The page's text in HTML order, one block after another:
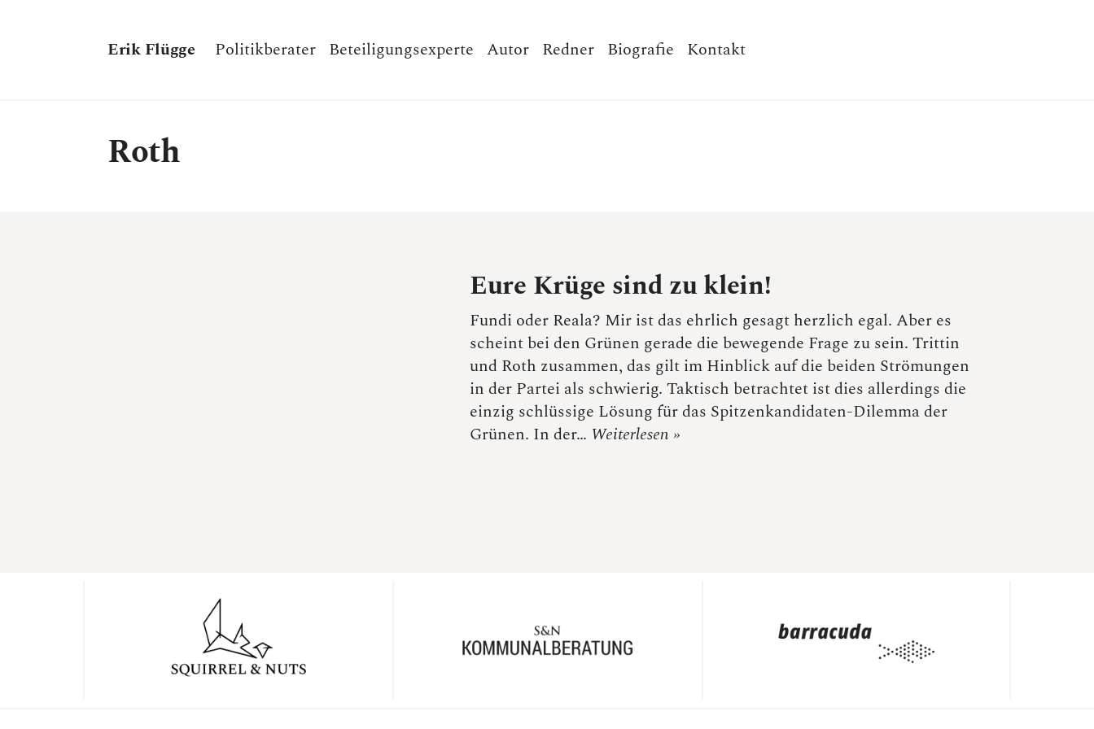
Erik Flügge Politikberater Beteiligungsexperte Autor Redner Biografie Kontakt
Roth
Eure Krüge sind zu klein!
Fundi oder Reala? Mir ist das ehrlich gesagt herzlich egal. Aber es
scheint bei den Grünen gerade die bewegende Frage zu sein. Trittin
und Roth zusammen, das gilt im Hinblick auf die beiden Strömungen
in der Partei als schwierig. Taktisch betrachtet ist dies allerdings die
einzig schlüssige Lösung für das Spitzenkandidaten-Dilemma der
Grünen. In der… Weiterlesen »